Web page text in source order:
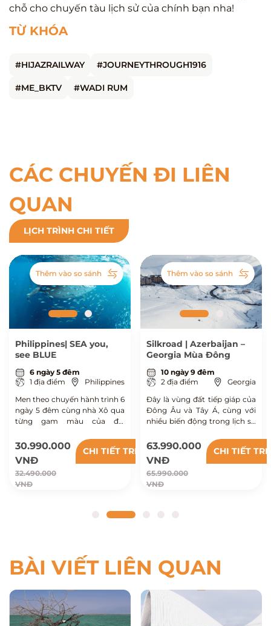
chỗ cho chuyến tàu lịch sử của chính bạn nha!
TỪ KHÓA
#HIJAZRAILWAY #JOURNEYTHROUGH1916
#ME_BKTV #WADI RUM
CÁC CHUYẾN ĐI LIÊN
QUAN
LỊCH TRÌNH CHI TIẾT
Thêm vào so sánh
Philippines| SEA you,
see BLUE
6 ngày 5 đêm
1 địa điểm
Philippines
Men theo chuyến hành trình 6
ngày 5 đêm cùng nhà Xô qua
từng gam màu của đại
cuồn cuộn ở Moalboal, bơi
cạnh cá mập voi ở Sogod,
chạm đến cảm giác tự do khi
băng qua cung đường ven
biển lúc bình minh dần hé tại
30.990.000
VNĐ
32.490.000
VNĐ
CHI TIẾT TRIP
Thêm vào so sánh
Silkroad | Azerbaijan –
Georgia Mùa Đông
10 ngày 9 đêm
2 địa điểm
Georgia
Đây là vùng đất tiếp giáp của
Đông Âu và Tây Á, cùng với
nhiều biến động trong lịch sử
dạng cực kỳ về văn hoá, phản
ánh qua những công trình
kiến trúc và cả trong hơi thở
cuộc sống hàng ngày.
63.990.000
VNĐ
65.990.000
VNĐ
CHI TIẾT
BÀI VIẾT LIÊN QUAN